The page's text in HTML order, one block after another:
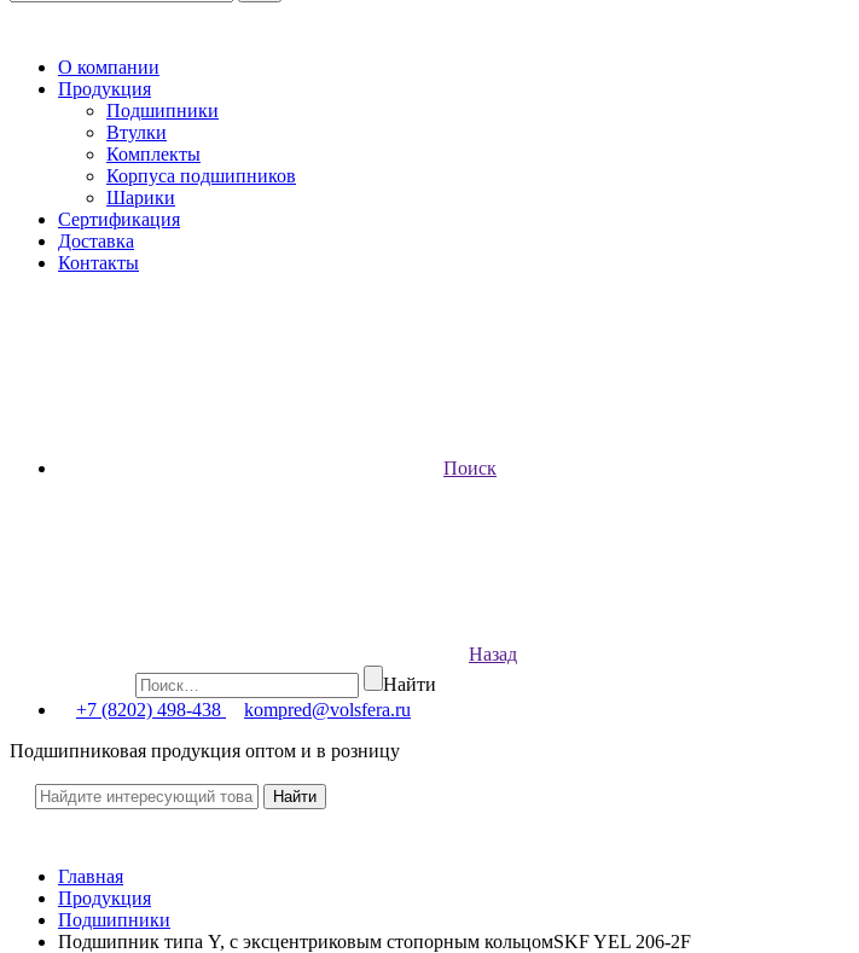
О компании
Продукция
Подшипники
Втулки
Комплекты
Корпуса подшипников
Шарики
Сертификация
Доставка
Контакты
Поиск
Назад
Найти
+7 (8202) 498-438
kompred@volsfera.ru
Подшипниковая продукция оптом и в розницу
Главная
Продукция
Подшипники
Подшипник типа Y, с эксцентриковым стопорным кольцомSKF YEL 206-2F